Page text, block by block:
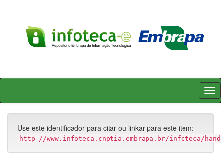
Skip
Use este identificador para citar ou linkar para este item:
http://www.infoteca.cnptia.embrapa.br/infoteca/